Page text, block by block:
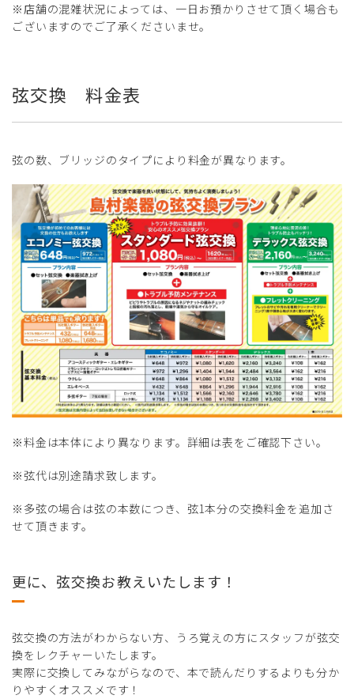
※店舗の混雑状況によっては、一日お預かりさせて頂く場合も
ございますのでご了承くださいませ。
弦交換 料金表
弦の数、ブリッジのタイプにより料金が異なります。
※料金は本体により異なります。詳細は表をご確認下さい。
※弦代は別途請求致します。
※多弦の場合は弦の本数につき、弦1本分の交換料金を追加さ
せて頂きます。
更に、弦交換お教えいたします！
弦交換の方法がわからない方、うろ覚えの方にスタッフが弦交
換をレクチャーいたします。
実際に交換してみながらなので、本で読んだりするよりも分か
りやすくオススメです！